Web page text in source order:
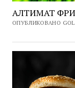
АЛТИМАТ
ОПУБЛИКОВАНО